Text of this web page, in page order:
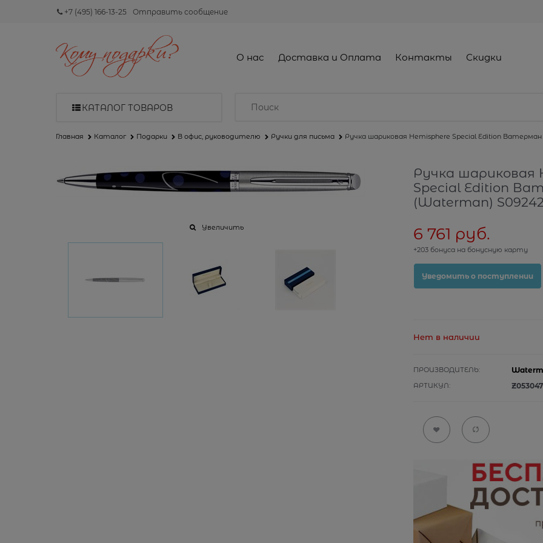
+7 (495) 166-13-25 Отправить сообщение
О нас Доставка и Оплата Контакты Скидки
КАТАЛОГ ТОВАРОВ
Главная Каталог Подарки В офис, руководителю Ручки для письма Ручка шариковая Hemisphere Special Edition
Увеличить
Ручка шариковая
Special Edition
(Waterman)
6 761 руб.
+203 бонуса на бонусную карту
Уведомить о поступлении
Нет в наличии
ПРОИЗВОДИТЕЛЬ:
АРТИКУЛ: Z053047